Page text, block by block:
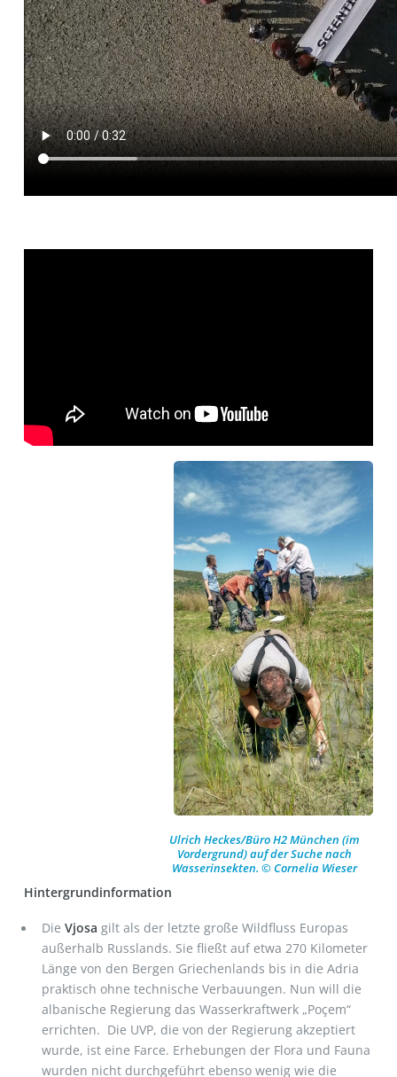
Ulrich Heckes/Büro H2 München (im
Vordergrund) auf der Suche nach
Wasserinsekten. © Cornelia Wieser
Hintergrundinformation
Die Vjosa gilt als der letzte große Wildfluss Europas
außerhalb Russlands. Sie fließt auf etwa 270 Kilometer
Länge von den Bergen Griechenlands bis in die Adria
praktisch ohne technische Verbauungen. Nun will die
albanische Regierung das Wasserkraftwerk „Poçem“
errichten. Die UVP, die von der Regierung akzeptiert
wurde, ist eine Farce. Erhebungen der Flora und Fauna
wurden nicht durchgeführt ebenso wenig wie die